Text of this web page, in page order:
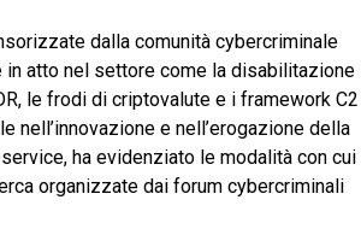
dalla comunità cybercriminale
atto nel settore come la disabilitazione
le frodi di criptovalute e i framework C2
nell’innovazione e nell’erogazione della
ha evidenziato le modalità con cui
organizzate dai forum cybercriminali